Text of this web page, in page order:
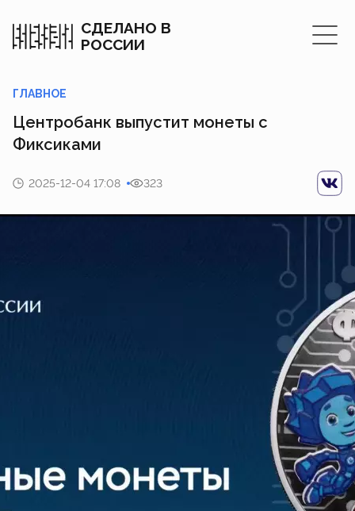
СДЕЛАНО В
РОССИИ
ГЛАВНОЕ
Центробанк выпустит монеты с
Фиксиками
2025-12-04 17:08 323